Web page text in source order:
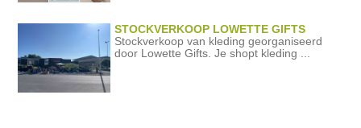
STOCKVERKOOP LOWETTE GIFTS
Stockverkoop van kleding georganiseerd
door Lowette Gifts. Je shopt kleding ...